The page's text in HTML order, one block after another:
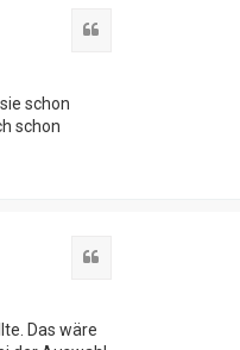
schon
schon
Das wäre